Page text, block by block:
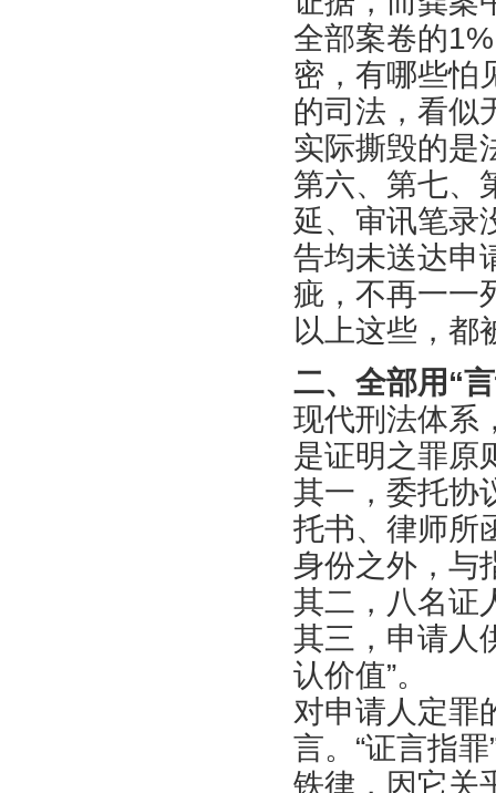
全部案卷的
密，有哪些怕
的司法，看似
实际撕毁的是
第六、第七
延、审讯笔录
告均未送达申
疵，不再一一
以上这些，都
二、全部用“
现代刑法体系
是证明之罪原
其一，委托协
托书、律师
身份之外，与
其二，八名证
其三，申请人
认价值”。
对申请人定罪
言。“证言指
铁律，因它关